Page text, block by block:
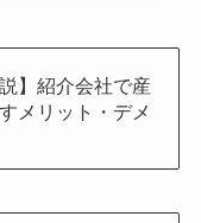
】紹介会社で産
メリット・デメ